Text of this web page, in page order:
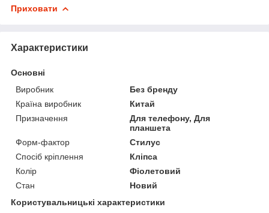
Приховати
Характеристики
Основні
Виробник
Без бренду
Країна виробник
Китай
Призначення
Для телефону, Для
планшета
Форм-фактор
Стилус
Спосіб кріплення
Кліпса
Колір
Фіолетовий
Стан
Новий
Користувальницькі характеристики